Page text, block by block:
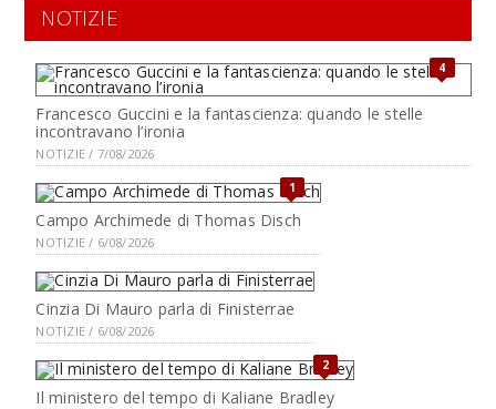
NOTIZIE
4
Francesco Guccini e la fantascienza: quando le stelle
incontravano l’ironia
NOTIZIE / 7/08/2026
1
Campo Archimede di Thomas Disch
NOTIZIE / 6/08/2026
Cinzia Di Mauro parla di Finisterrae
NOTIZIE / 6/08/2026
2
Il ministero del tempo di Kaliane Bradley